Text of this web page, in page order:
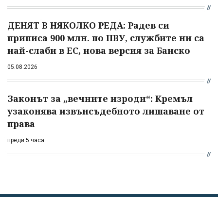
ДЕНЯТ В НЯКОЛКО РЕДА: Радев си
приписа 900 млн. по ПВУ, службите ни са
най-слаби в ЕС, нова версия за Банско
05.08.2026
Законът за „вечните изроди“: Кремъл
узаконява извънсъдебното лишаване от
права
преди 5 часа